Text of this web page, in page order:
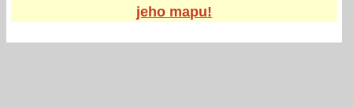
jeho mapu!